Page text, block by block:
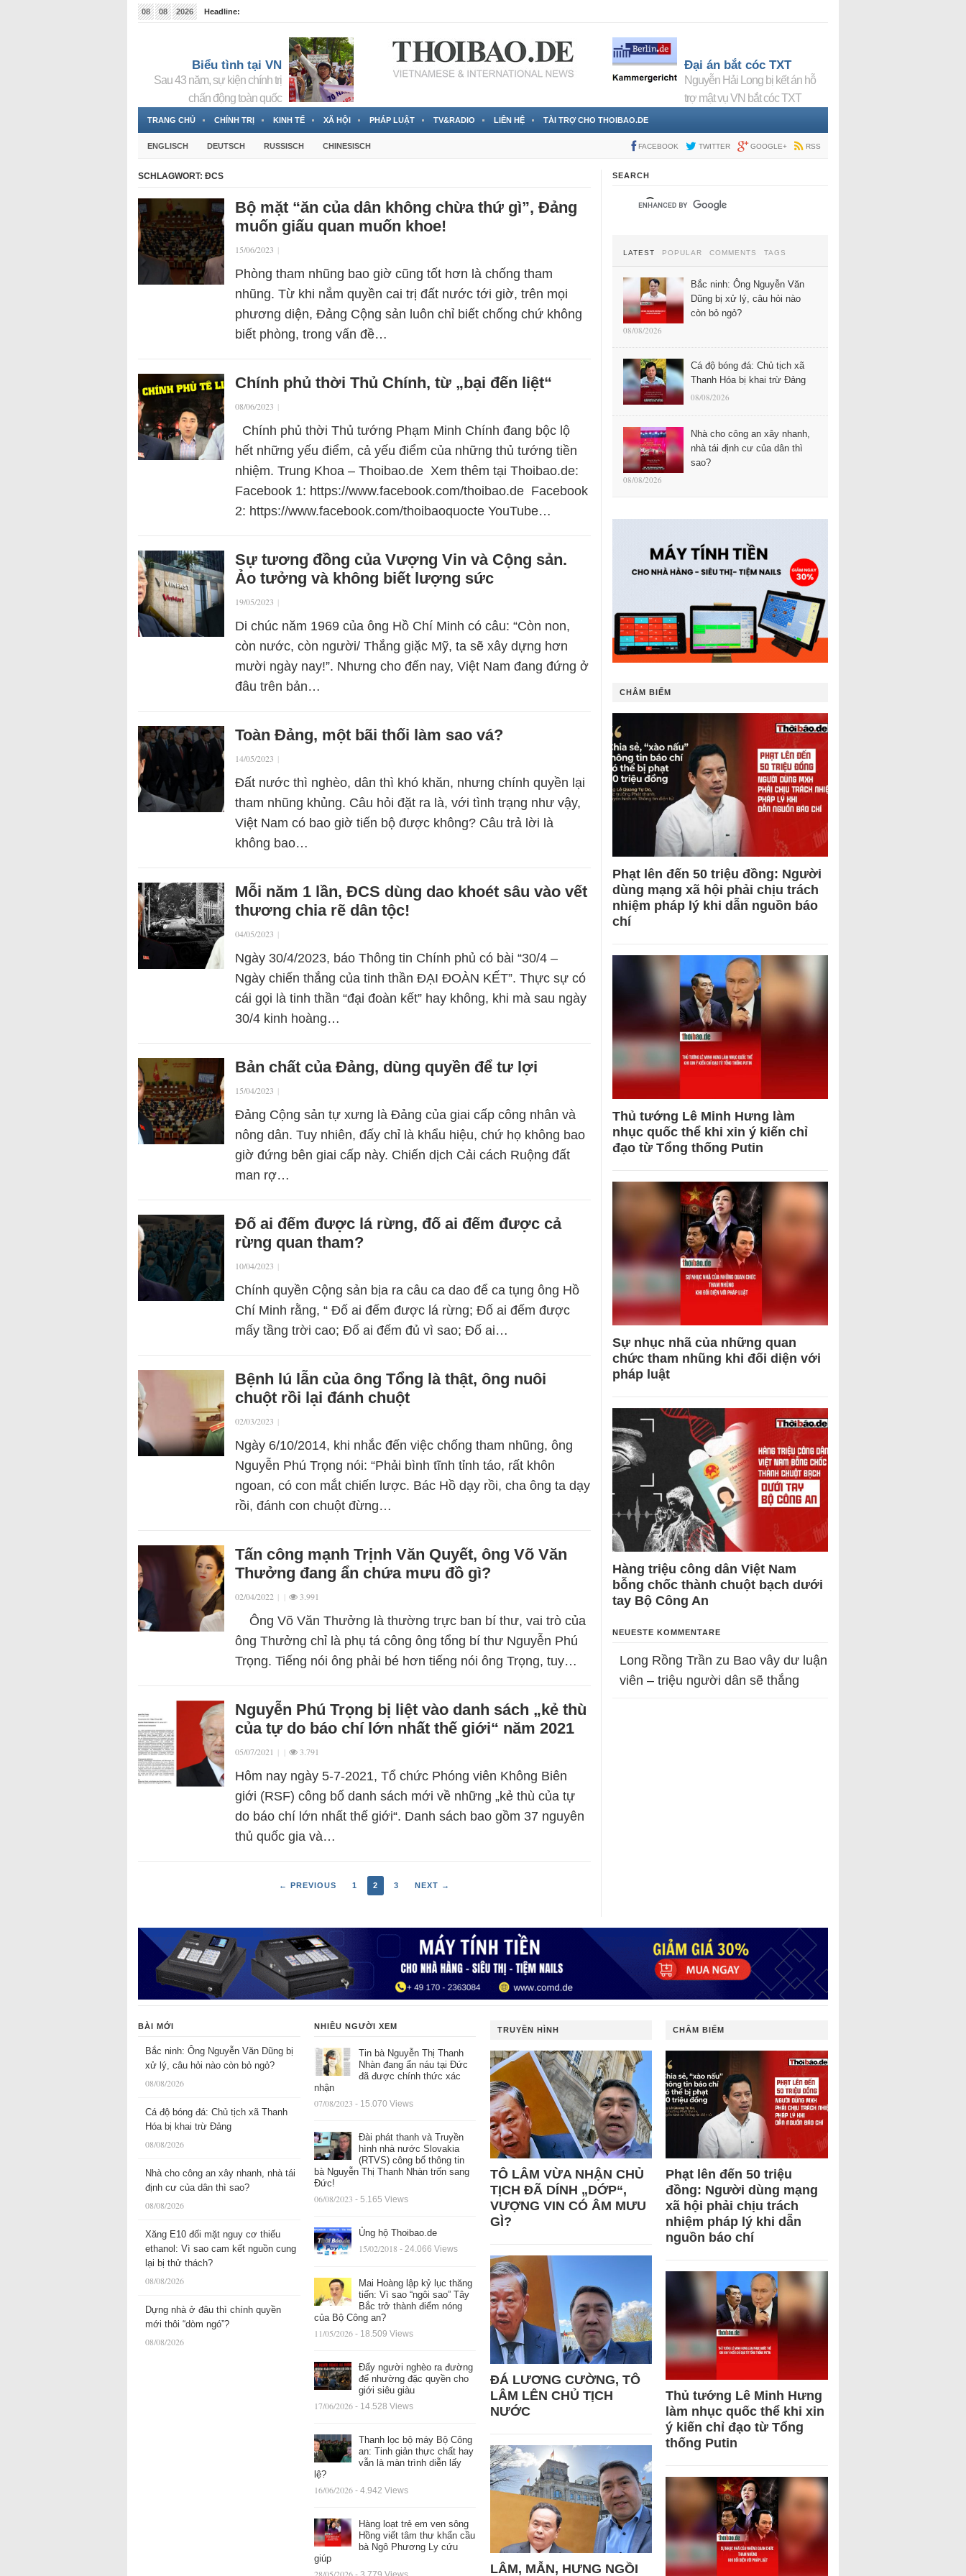
08 08 2026
Headline:
Biểu tình tại VN
Sau 43 năm, sự kiện chính trị
chấn động toàn quốc
Đại án bắt cóc TXT
Nguyễn Hải Long bị kết án hỗ
trợ mật vụ VN bắt cóc TXT
TRANG CHỦ CHÍNH TRỊ KINH TẾ XÃ HỘI PHÁP LUẬT TV&RADIO LIÊN HỆ TÀI TRỢ CHO THOIBAO.DE
ENGLISCH DEUTSCH RUSSISCH CHINESISCH FACEBOOK TWITTER GOOGLE+ RSS
SCHLAGWORT: ĐCS
Bộ mặt “ăn của dân không chừa thứ gì”, Đảng
muốn giấu quan muốn khoe!
15/06/2023 |
Phòng tham nhũng bao giờ cũng tốt hơn là chống tham
nhũng. Từ khi nắm quyền cai trị đất nước tới giờ, trên mọi
phương diện, Đảng Cộng sản luôn chỉ biết chống chứ không
biết phòng, trong vấn đề…
Chính phủ thời Thủ Chính, từ „bại đến liệt“
08/06/2023 |
Chính phủ thời Thủ tướng Phạm Minh Chính đang bộc lộ
hết những yếu điểm, cả yếu điểm của những thủ tướng tiền
nhiệm. Trung Khoa – Thoibao.de Xem thêm tại Thoibao.de:
Facebook 1: https://www.facebook.com/thoibao.de Facebook
2: https://www.facebook.com/thoibaoquocte YouTube…
Sự tương đồng của Vượng Vin và Cộng sản.
Ảo tưởng và không biết lượng sức
19/05/2023 |
Di chúc năm 1969 của ông Hồ Chí Minh có câu: “Còn non,
còn nước, còn người/ Thắng giặc Mỹ, ta sẽ xây dựng hơn
mười ngày nay!”. Nhưng cho đến nay, Việt Nam đang đứng ở
đâu trên bản…
Toàn Đảng, một bãi thối làm sao vá?
14/05/2023 |
Đất nước thì nghèo, dân thì khó khăn, nhưng chính quyền lại
tham nhũng khủng. Câu hỏi đặt ra là, với tình trạng như vậy,
Việt Nam có bao giờ tiến bộ được không? Câu trả lời là
không bao…
Mỗi năm 1 lần, ĐCS dùng dao khoét sâu vào vết
thương chia rẽ dân tộc!
04/05/2023 |
Ngày 30/4/2023, báo Thông tin Chính phủ có bài “30/4 –
Ngày chiến thắng của tinh thần ĐẠI ĐOÀN KẾT”. Thực sự có
cái gọi là tinh thần “đại đoàn kết” hay không, khi mà sau ngày
30/4 kinh hoàng…
Bản chất của Đảng, dùng quyền để tư lợi
15/04/2023 |
Đảng Cộng sản tự xưng là Đảng của giai cấp công nhân và
nông dân. Tuy nhiên, đấy chỉ là khẩu hiệu, chứ họ không bao
giờ đứng bên giai cấp này. Chiến dịch Cải cách Ruộng đất
man rợ…
Đố ai đếm được lá rừng, đố ai đếm được cả
rừng quan tham?
10/04/2023 |
Chính quyền Cộng sản bịa ra câu ca dao để ca tụng ông Hồ
Chí Minh rằng, “ Đố ai đếm được lá rừng; Đố ai đếm được
mấy tầng trời cao; Đố ai đếm đủ vì sao; Đố ai…
Bệnh lú lẫn của ông Tổng là thật, ông nuôi
chuột rồi lại đánh chuột
02/03/2023 |
Ngày 6/10/2014, khi nhắc đến việc chống tham nhũng, ông
Nguyễn Phú Trọng nói: “Phải bình tĩnh tỉnh táo, rất khôn
ngoan, có con mắt chiến lược. Bác Hồ dạy rồi, cha ông ta dạy
rồi, đánh con chuột đừng…
Tấn công mạnh Trịnh Văn Quyết, ông Võ Văn
Thưởng đang ẩn chứa mưu đồ gì?
02/04/2022 | | 3.991
Ông Võ Văn Thưởng là thường trực ban bí thư, vai trò của
ông Thưởng chỉ là phụ tá công ông tổng bí thư Nguyễn Phú
Trọng. Tiếng nói ông phải bé hơn tiếng nói ông Trọng, tuy…
Nguyễn Phú Trọng bị liệt vào danh sách „kẻ thù
của tự do báo chí lớn nhất thế giới“ năm 2021
05/07/2021 | | 3.791
Hôm nay ngày 5-7-2021, Tổ chức Phóng viên Không Biên
giới (RSF) công bố danh sách mới về những „kẻ thù của tự
do báo chí lớn nhất thế giới“. Danh sách bao gồm 37 nguyên
thủ quốc gia và…
← PREVIOUS 1 2 3 NEXT →
SEARCH
LATEST POPULAR COMMENTS TAGS
Bắc ninh: Ông Nguyễn Văn
Dũng bị xử lý, câu hỏi nào
còn bỏ ngỏ?
08/08/2026
Cá độ bóng đá: Chủ tịch xã
Thanh Hóa bị khai trừ Đảng
08/08/2026
Nhà cho công an xây nhanh,
nhà tái định cư của dân thì
sao?
08/08/2026
CHÂM BIẾM
Phạt lên đến 50 triệu đồng: Người
dùng mạng xã hội phải chịu trách
nhiệm pháp lý khi dẫn nguồn báo
chí
Thủ tướng Lê Minh Hưng làm
nhục quốc thể khi xin ý kiến chỉ
đạo từ Tổng thống Putin
Sự nhục nhã của những quan
chức tham nhũng khi đối diện với
pháp luật
Hàng triệu công dân Việt Nam
bỗng chốc thành chuột bạch dưới
tay Bộ Công An
NEUESTE KOMMENTARE
Long Rồng Trần zu Bao vây dư luận
viên – triệu người dân sẽ thắng
BÀI MỚI
Bắc ninh: Ông Nguyễn Văn Dũng bị
xử lý, câu hỏi nào còn bỏ ngỏ?
08/08/2026
Cá độ bóng đá: Chủ tịch xã Thanh
Hóa bị khai trừ Đảng
08/08/2026
Nhà cho công an xây nhanh, nhà tái
định cư của dân thì sao?
08/08/2026
Xăng E10 đối mặt nguy cơ thiếu
ethanol: Vì sao cam kết nguồn cung
lại bị thử thách?
08/08/2026
Dựng nhà ở đâu thì chính quyền
mới thôi “dòm ngó”?
08/08/2026
NHIỀU NGƯỜI XEM
Tin bà Nguyễn Thị Thanh
Nhàn đang ẩn náu tại Đức
đã được chính thức xác
nhận
07/08/2023 - 15.070 Views
Đài phát thanh và Truyền
hình nhà nước Slovakia
(RTVS) công bố thông tin
bà Nguyễn Thị Thanh Nhàn trốn sang
Đức!
06/08/2023 - 5.165 Views
Ủng hộ Thoibao.de
15/02/2018 - 24.066 Views
Mai Hoàng lập kỷ lục thăng
tiến: Vì sao “ngôi sao” Tây
Bắc trở thành điểm nóng
của Bộ Công an?
11/05/2026 - 18.509 Views
Đẩy người nghèo ra đường
để nhường đặc quyền cho
giới siêu giàu
17/06/2026 - 14.528 Views
Thanh lọc bộ máy Bộ Công
an: Tinh giản thực chất hay
vẫn là màn trình diễn lấy
lệ?
16/06/2026 - 4.942 Views
Hàng loạt trẻ em ven sông
Hồng viết tâm thư khẩn cầu
bà Ngô Phương Ly cứu
giúp
TRUYỀN HÌNH
TÔ LÂM VỪA NHẬN CHỦ
TỊCH ĐÃ DÍNH „DỚP“,
VƯỢNG VIN CÓ ÂM MƯU
GÌ?
ĐÁ LƯƠNG CƯỜNG, TÔ
LÂM LÊN CHỦ TỊCH
NƯỚC
LÂM, MẪN, HƯNG NGỒI
CHÂM BIẾM
Phạt lên đến 50 triệu
đồng: Người dùng mạng
xã hội phải chịu trách
nhiệm pháp lý khi dẫn
nguồn báo chí
Thủ tướng Lê Minh Hưng
làm nhục quốc thể khi xin
ý kiến chỉ đạo từ Tổng
thống Putin